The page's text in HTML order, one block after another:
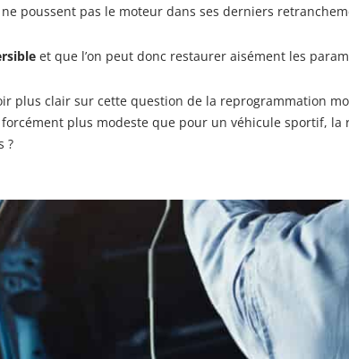
poussent pas le moteur dans ses derniers
et que l’on peut donc restaurer aisément les
plus clair sur cette question de la reprogrammation
plus modeste que pour un véhicule sportif, la
?